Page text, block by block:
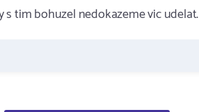
tim bohuzel nedokazeme vic udelat.